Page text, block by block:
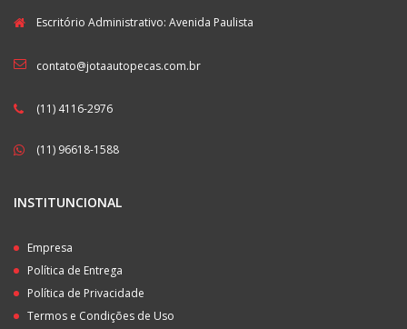
Escritório Administrativo: Avenida Paulista
contato@jotaautopecas.com.br
(11) 4116-2976
(11) 96618-1588
INSTITUNCIONAL
Empresa
Política de Entrega
Política de Privacidade
Termos e Condições de Uso